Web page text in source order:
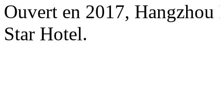
Ouvert en 2017,
Star Hotel.